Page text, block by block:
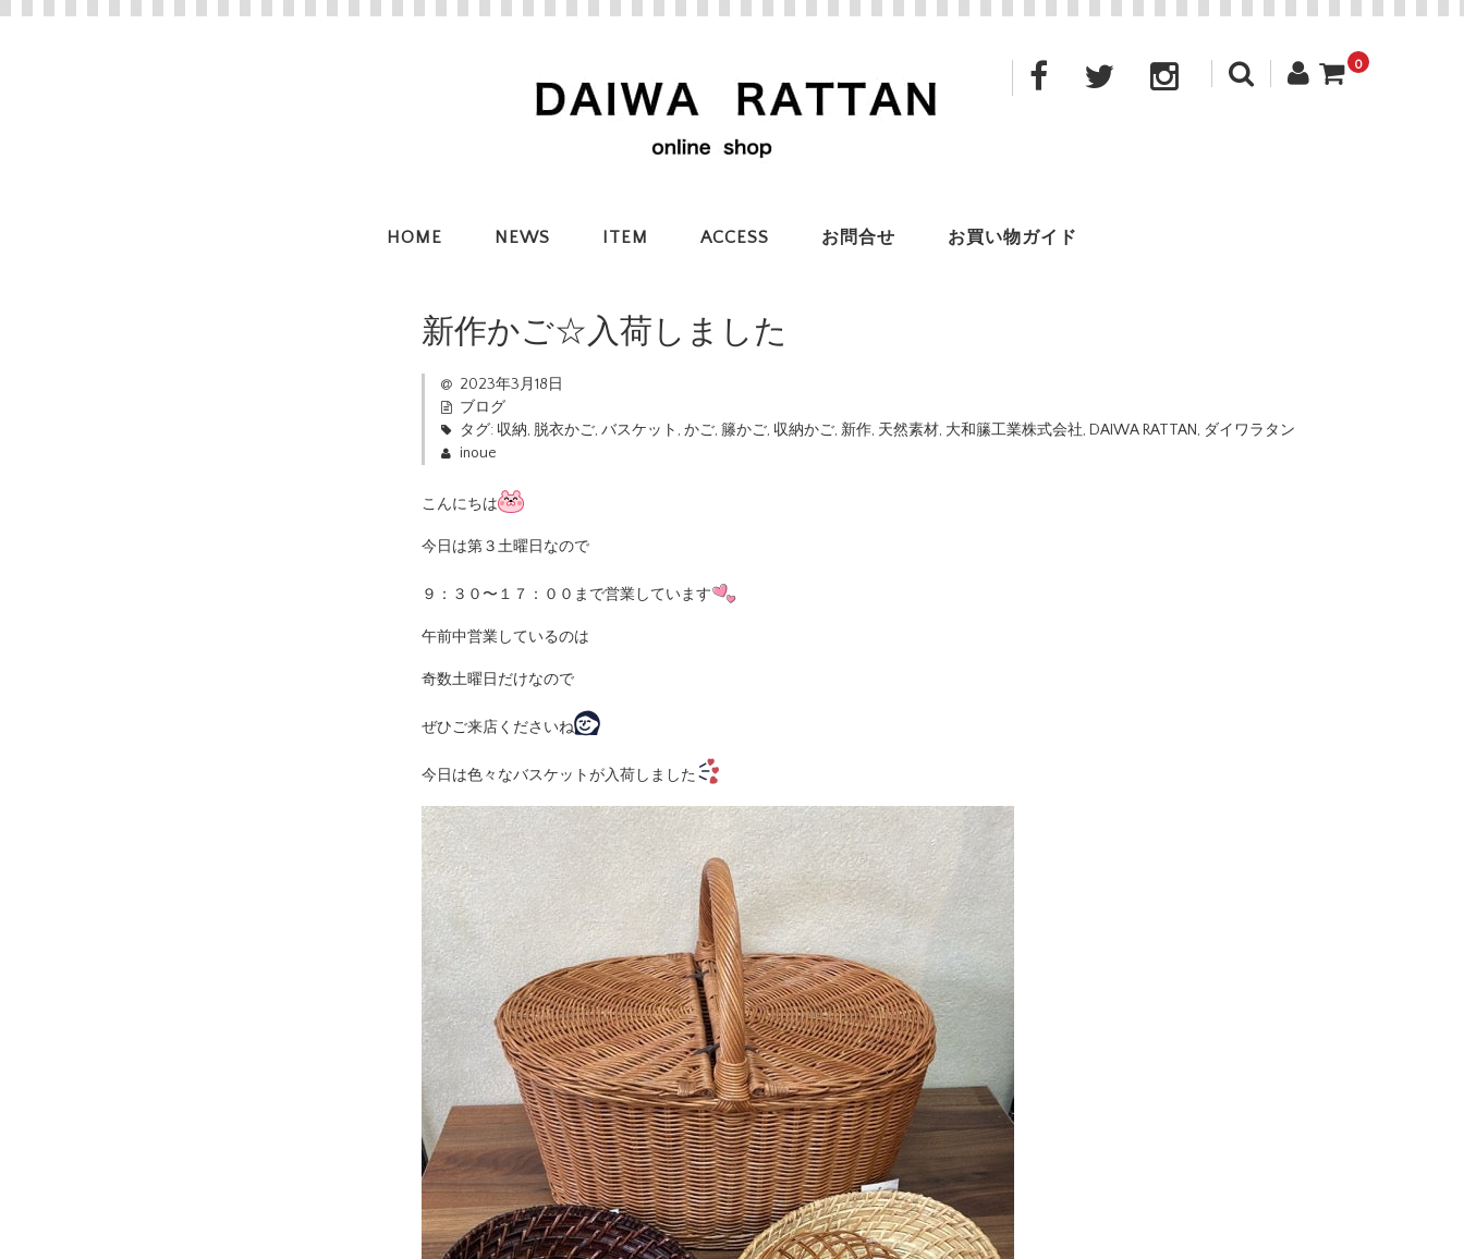
0
HOME NEWS ITEM ACCESS お問合せ お買い物ガイド
新作かご☆入荷しました
2023年3月18日
ブログ
タグ: 収納, 脱衣かご, バスケット , かご, 籐かご, 収納かご, 新作, 天然素材, 大和籘工業株式会社, DAIWA RATTAN, ダイワラタン
inoue
こんにちは
今日は第３土曜日なので
９：３０〜１７：００まで営業しています
午前中営業しているのは
奇数土曜日だけなので
ぜひご来店くださいね
今日は色々なバスケットが入荷しました